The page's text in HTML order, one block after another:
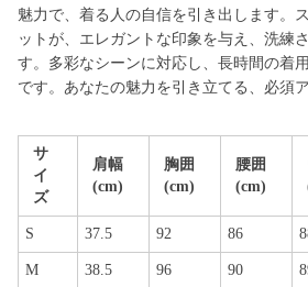
魅力で、着る人の自信を引き出します。
ットが、エレガントな印象を与え、洗練
す。多彩なシーンに対応し、長時間の着
です。あなたの魅力を引き立てる、必須ア
サ
イ
ズ
肩幅
(cm)
胸囲
(cm)
腰囲
(cm)
S 37.5 92 86
M 38.5 96 90